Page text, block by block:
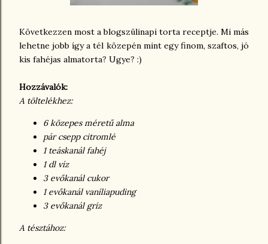
Következzen most a blogszülinapi torta receptje. Mi más
lehetne jobb így a tél közepén mint egy finom, szaftos, jó
kis fahéjas almatorta? Ugye? :)
Hozzávalók:
A töltelékhez:
6 közepes méretű alma
pár csepp citromlé
1 teáskanál fahéj
1 dl víz
3 evőkanál cukor
1 evőkanál vaníliapuding
3 evőkanál gríz
A tésztához: